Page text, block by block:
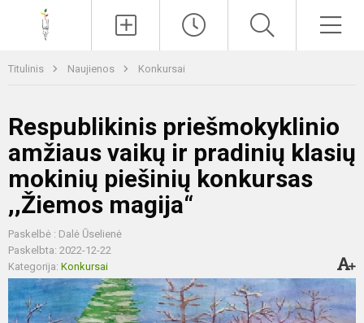
Titulinis Naujienos Konkursai
Respublikinis priešmokyklinio
amžiaus vaikų ir pradinių klasių
mokinių piešinių konkursas
,,Žiemos magija“
Paskelbė : Dalė Ūselienė
Paskelbta: 2022-12-22
Kategorija: Konkursai